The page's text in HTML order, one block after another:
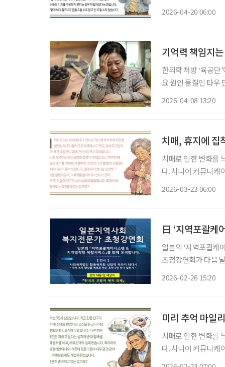
2026-04-20 06:00
기억력 책임지
한의학 처방 ‘육공
요 원인 물질인 타우 단백
2026-04-08 13:20
치매, 휴지에 집
치매로 인한 변화를
다. 시니어 커뮤니케
2026-03-23 06:00
日 ‘지역포괄케
일본의 ‘지역포괄케
초청강연회가 다음
2026-02-26 15:20
미리 추억 마일
치매로 인한 변화를
다. 시니어 커뮤니케